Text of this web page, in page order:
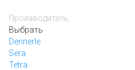
Производитель:
Выбрать
Dennerle
Sera
Tetra